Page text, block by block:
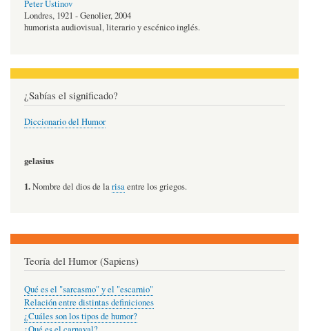
Peter Ustinov
Londres, 1921 - Genolier, 2004
humorista audiovisual, literario y escénico inglés.
¿Sabías el significado?
Diccionario del Humor
gelasius
1.Nombre del dios de larisaentre los griegos.
Teoría del Humor (Sapiens)
Qué es el "sarcasmo" y el "escarnio"
Relación entre distintas definiciones
¿Cuáles son los tipos de humor?